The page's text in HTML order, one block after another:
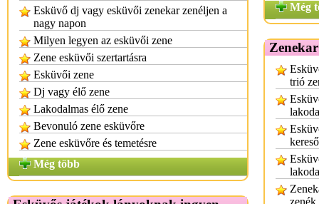
Esküvő dj vagy esküvői zenekar zenéljen a
nagy napon
Milyen legyen az esküvői zene
Zene esküvői szertartásra
Esküvői zene
Dj vagy élő zene
Lakodalmas élő zene
Bevonuló zene esküvőre
Zene esküvőre és temetésre
Még több
Még
trió
zenék